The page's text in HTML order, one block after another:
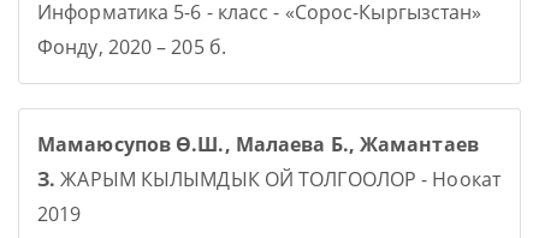
Информатика 5-6 - класс - «Сорос-Кыргызстан»
Фонду, 2020 – 205 б.
Мамаюсупов Ө.Ш., Малаева Б., Жамантаев
З. ЖАРЫМ КЫЛЫМДЫК ОЙ ТОЛГООЛОР - Ноокат
2019